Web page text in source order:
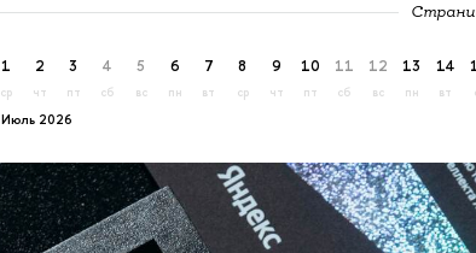
Июль 2026
1
ср
2
чт
3
пт
4
сб
5
вс
6
пн
7
вт
8
ср
9
чт
10
пт
11
сб
12
вс
13
пн
14
вт